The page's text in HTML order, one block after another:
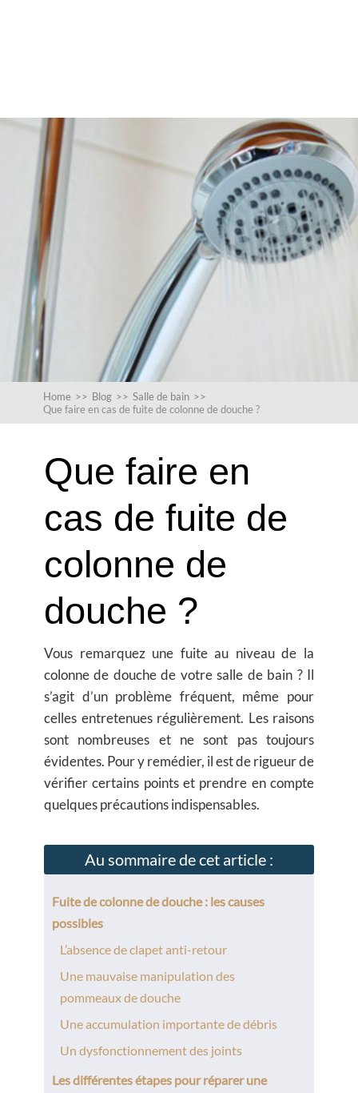
Home >> Blog >> Salle de bain >>
Que faire en cas de fuite de colonne de douche ?
Que faire en
cas de fuite de
colonne de
douche ?
Vous remarquez une fuite au niveau de la
colonne de douche de votre salle de bain ? Il
s’agit d’un problème fréquent, même pour
celles entretenues régulièrement. Les raisons
sont nombreuses et ne sont pas toujours
évidentes. Pour y remédier, il est de rigueur de
vérifier certains points et prendre en compte
quelques précautions indispensables.
Au sommaire de cet article :
Fuite de colonne de douche : les causes
possibles
L’absence de clapet anti-retour
Une mauvaise manipulation des
pommeaux de douche
Une accumulation importante de débris
Un dysfonctionnement des joints
Les différentes étapes pour réparer une